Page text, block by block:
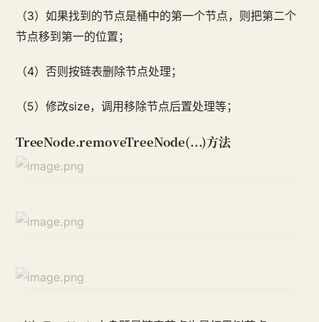
（3）如果找到的节点是桶中的第一个节点，则把第二个
节点移到第一的位置；
（4）否则按链表删除节点处理；
（5）修改size，调用移除节点后置处理等；
TreeNode.removeTreeNode(...)方法